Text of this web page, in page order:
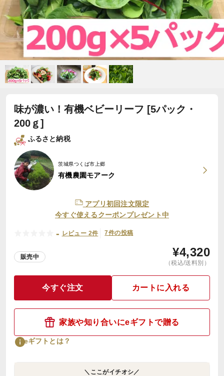
味が濃い！有機ベビーリーフ [5パック・
200ｇ]
ふるさと納税
茨城県つくば市上郷
有機農園モアーク
アプリ初回注文限定
今すぐ使えるクーポンプレゼント中
- レビュー 2件 7件の投稿
販売中 ¥4,320
（税込/送料別）
今すぐ注文 カートに入れる
家族や知り合いにeギフトで贈る
eギフトとは？
＼ここがイチオシ／